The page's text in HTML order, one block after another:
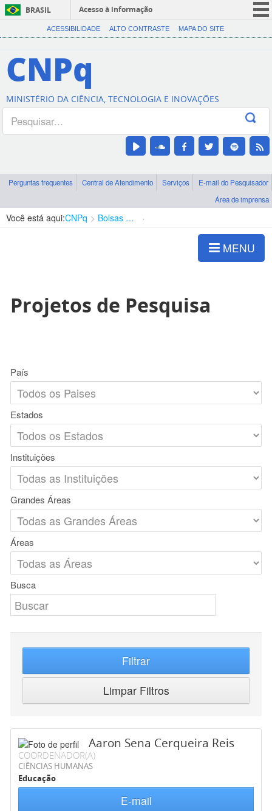
BRASIL
Acesso à informação
CORONAVÍRUS (COVID-19)
Canais
ACESSIBILIDADE ALTO CONTRASTE MAPA DO SITE
CNPq
MINISTÉRIO DA CIÊNCIA, TECNOLOGIA E INOVAÇÕES
Perguntas frequentes Central de Atendimento Serviços
E-mail do Pesquisador
Área de imprensa
Você está aqui:CNPq Bolsas e Auxílios Vigentes
MENU
Projetos de Pesquisa
País
Estados
Instituições
Grandes Áreas
Áreas
Busca
Filtrar
Limpar Filtros
Aaron Sena Cerqueira Reis
COORDENADOR(A)
CIÊNCIAS HUMANAS
Educação
E-mail